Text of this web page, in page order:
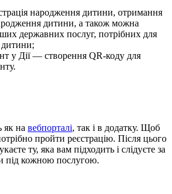
народження дитини, отримання
дитини, а також можна
державних послуг, потрібних для
у Дії — створення QR-коду для
як на вебпорталі, так і в додатку. Щоб
пройти реєстрацію. Після цього
ту, яка вам підходить і слідуєте за
під кожною послугою.